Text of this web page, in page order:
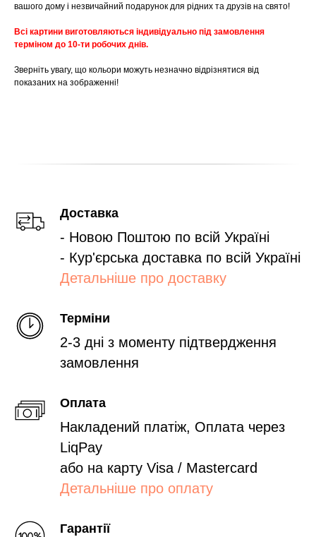
вашого дому і незвичайний подарунок для рідних та друзів на свято!
Всі картини виготовляються індивідуально під замовлення
терміном до 10-ти робочих днів.
Зверніть увагу, що кольори можуть незначно відрізнятися від
показаних на зображенні!
Доставка
- Новою Поштою по всій Україні
- Кур'єрська доставка по всій Україні
Детальніше про доставку
Терміни
2-3 дні з моменту підтвердження
замовлення
Оплата
Накладений платіж, Оплата через
LiqPay
або на карту Visa / Mastercard
Детальніше про оплату
Гарантії